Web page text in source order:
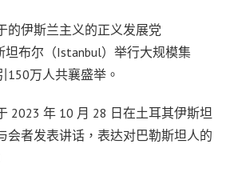
的伊斯兰主义的正义发展党
坦布尔（Istanbul）举行大规模集
150万人共襄盛举。
2023 年 10 月 28 日在土耳其伊斯坦
会者发表讲话，表达对巴勒斯坦人的